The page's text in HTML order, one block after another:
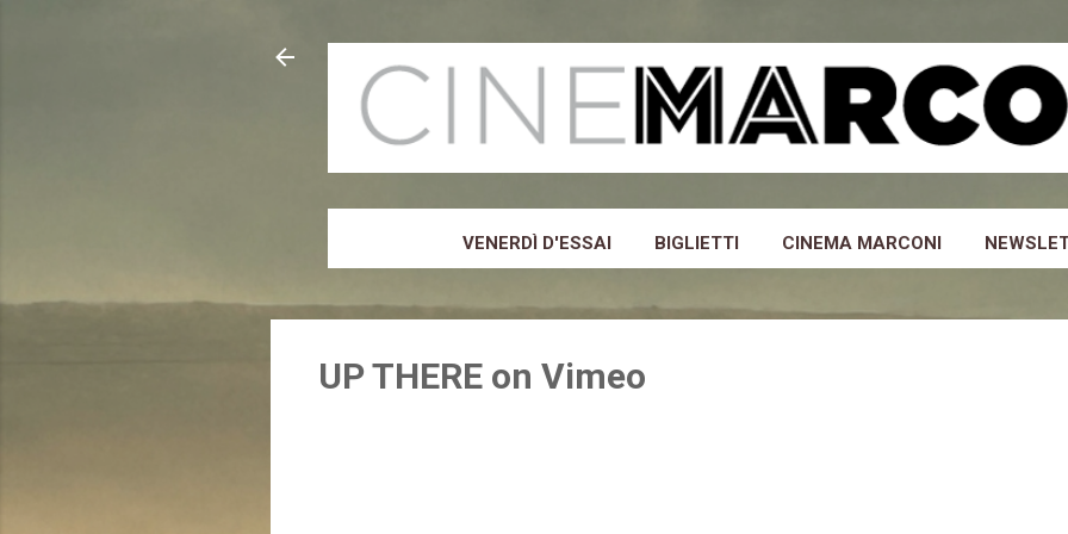
VENERDÌ D'ESSAI BIGLIETTI CINEMA MARCONI
UP THERE on Vimeo